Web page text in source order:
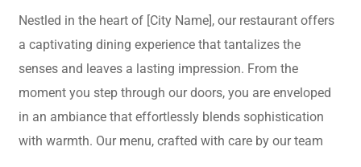
Nestled in the heart of [City Name], our restaurant offers
a captivating dining experience that tantalizes the
senses and leaves a lasting impression. From the
moment you step through our doors, you are enveloped
in an ambiance that effortlessly blends sophistication
with warmth. Our menu, crafted with care by our team